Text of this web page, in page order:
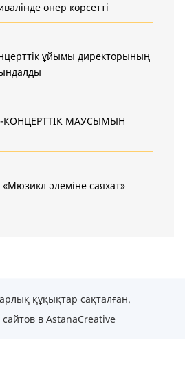
өнер көрсетті
ұйымы директорының
КОНЦЕРТТІК МАУСЫМЫН
«Мюзикл әлеміне саяхат»
құқықтар сақталған.
сайтов в AstanaCreative